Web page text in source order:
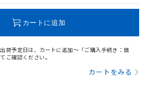
カートに追加
荷予定日は、カートに追加～「ご購入手続き：価
ご確認ください。
カートをみる